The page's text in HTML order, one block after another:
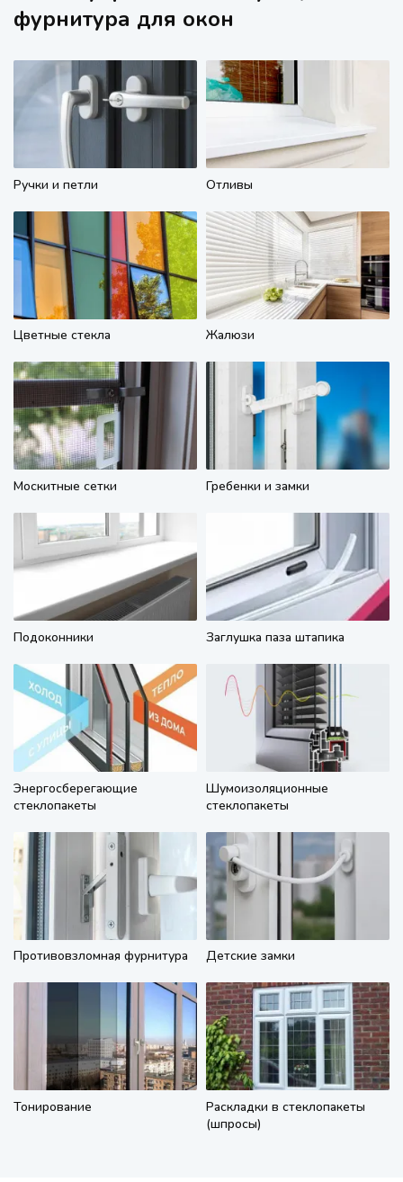
фурнитура для окон
Ручки и петли Отливы
Цветные стекла Жалюзи
Москитные сетки Гребенки и замки
Подоконники Заглушка паза штапика
Энергосберегающие
стеклопакеты
Шумоизоляционные
стеклопакеты
Противовзломная фурнитура Детские замки
Тонирование
Раскладки в стеклопакеты
(шпросы)